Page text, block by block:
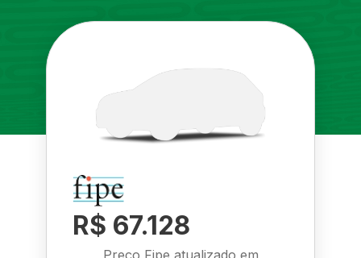
R$ 67.128
Preço Fipe atualizado em